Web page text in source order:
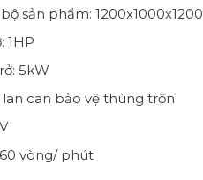
sản phẩm: 1200x1000x1200
1HP
5kW
can bảo vệ thùng trộn
vòng/ phút